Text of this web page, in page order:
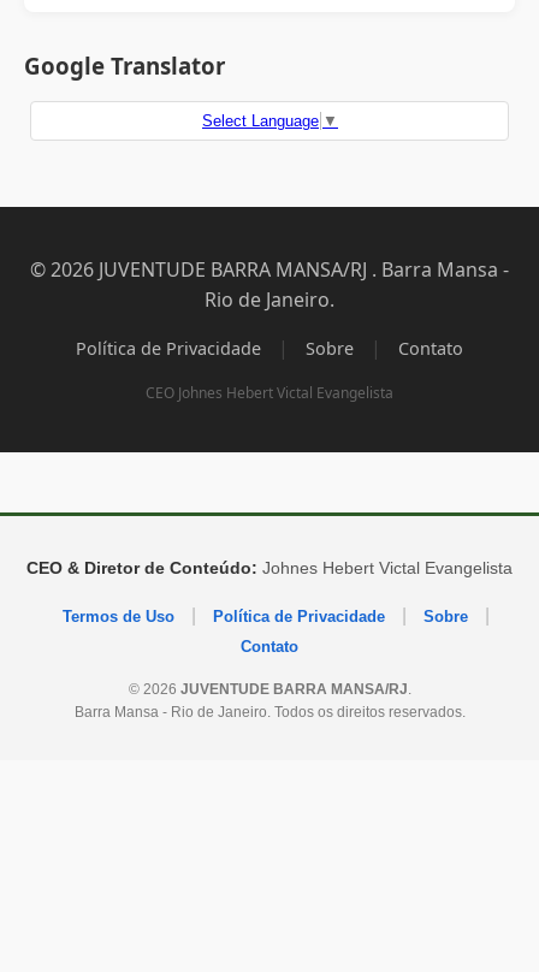
Google Translator
Select Language ▼
© 2026 JUVENTUDE BARRA MANSA/RJ . Barra Mansa -
Rio de Janeiro.
Política de Privacidade | Sobre | Contato
CEO Johnes Hebert Victal Evangelista
CEO & Diretor de Conteúdo: Johnes Hebert Victal Evangelista
Termos de Uso Política de Privacidade Sobre
Contato
© 2026 JUVENTUDE BARRA MANSA/RJ.
Barra Mansa - Rio de Janeiro. Todos os direitos reservados.